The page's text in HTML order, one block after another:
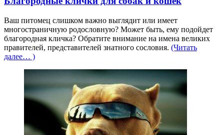
Ваш питомец слишком важно выглядит или имеет
многостраничную родословную? Может быть, ему подойдет
благородная кличка? Обратите внимание на имена великих
правителей, представителей знатного сословия. (Читать
далее… )